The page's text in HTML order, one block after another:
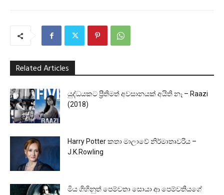
Related Articles
යුද්ධයකට ප්‍රීතිමත් අවසානයක් අයිති නෑ – Raazi
(2018)
Harry Potter කතා මාලාවේ නිර්මාතෘවරිය –
J.K.Rowling
මිය ගිහිනුත් පෙම්වතා සොයා ආ පෙම්වතියගේ